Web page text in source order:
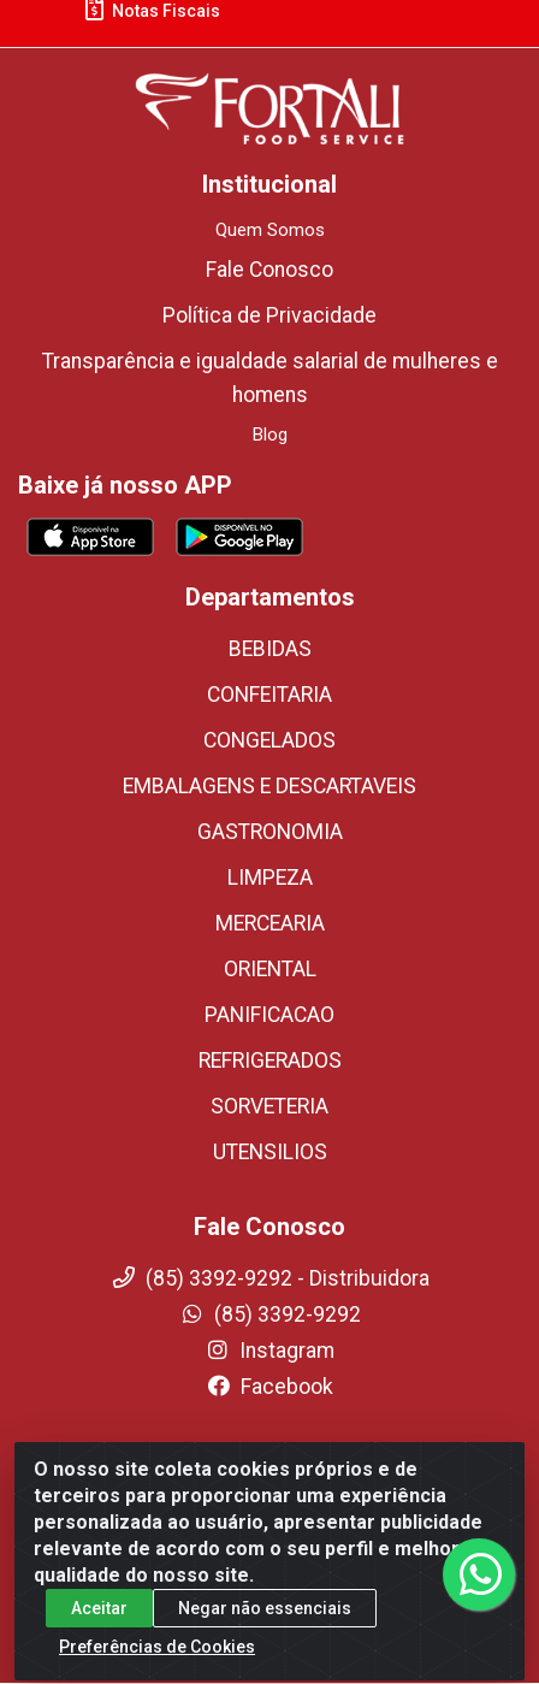
O nosso site coleta cookies próprios e de
terceiros para proporcionar uma experiência
personalizada ao usuário, apresentar publicidade
relevante de acordo com o seu perfil e melhorar a
qualidade do nosso site.
Aceitar
Negar não essenciais
Preferências de Cookies
Notas Fiscais
Institucional
Quem Somos
Fale Conosco
Política de Privacidade
Transparência e igualdade salarial de mulheres e
homens
Blog
Baixe já nosso APP
Departamentos
BEBIDAS
CONFEITARIA
CONGELADOS
EMBALAGENS E DESCARTAVEIS
GASTRONOMIA
LIMPEZA
MERCEARIA
ORIENTAL
PANIFICACAO
REFRIGERADOS
SORVETERIA
UTENSILIOS
Fale Conosco
(85) 3392-9292 - Distribuidora
(85) 3392-9292
Instagram
Facebook
Fortali Distribuidora de Alimentos LTDA - Avenida Tomaz
Coelho, 1268 - Messejana, Fortaleza/CE - CEP 60.863-254-
CNPJ 09.317.318.0001-75